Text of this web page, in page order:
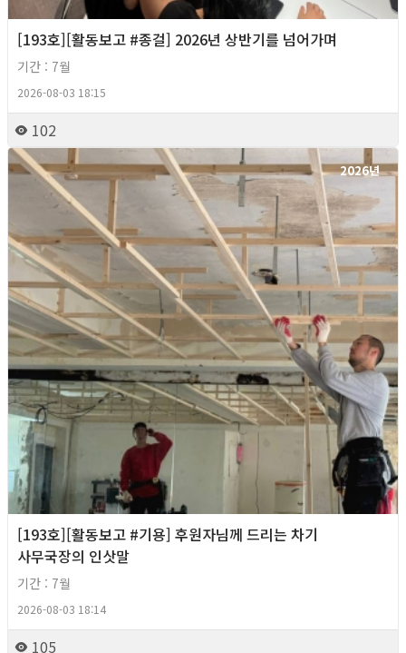
[193호][활동보고 #종걸] 2026년 상반기를 넘어가며
기간 : 7월
2026-08-03 18:15
102
2026년
[193호][활동보고 #기용] 후원자님께 드리는 차기
사무국장의 인삿말
기간 : 7월
2026-08-03 18:14
105